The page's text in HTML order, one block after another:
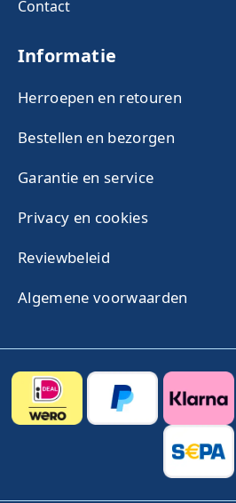
Contact
Informatie
Herroepen en retouren
Bestellen en bezorgen
Garantie en service
Privacy en cookies
Reviewbeleid
Algemene voorwaarden